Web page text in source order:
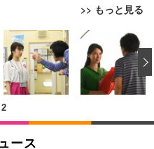
>> もっと見る
チェア 椅子 テレワーク 疲れな
レスト コンパクト 約105度ロッ
360度回転 座面昇降 強化ナイロ
メッシュ 在宅ワーク H-WY01
スチェア／デスクチェア メッシ
れない ブラック
プレミアムモニター | FlexScan
型4K UHD・USB Type-C・ホワ
レミアムモニター | FlexScan
ペットシーツ 薄型 レギュラー 1
ワイト 300枚
ットシーツ 厚型 ワイド 42枚
吸収面:ライトブルー)
2
ース